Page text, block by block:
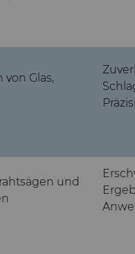
Glas,
und